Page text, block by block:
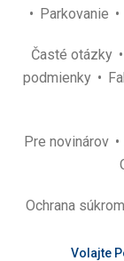
Parkovanie
Časté otázky
podmienky
Pre novinárov
Ochrana
Volajte